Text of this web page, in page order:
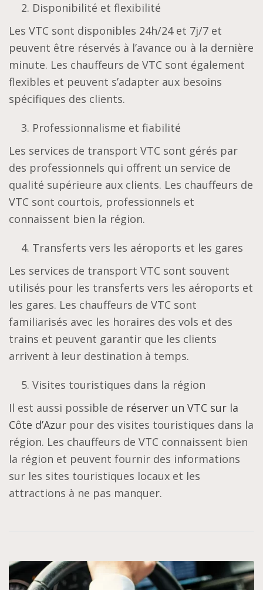
Disponibilité et flexibilité
Les VTC sont disponibles 24h/24 et 7j/7 et
peuvent être réservés à l’avance ou à la dernière
minute. Les chauffeurs de VTC sont également
flexibles et peuvent s’adapter aux besoins
spécifiques des clients.
Professionnalisme et fiabilité
Les services de transport VTC sont gérés par
des professionnels qui offrent un service de
qualité supérieure aux clients. Les chauffeurs de
VTC sont courtois, professionnels et
connaissent bien la région.
Transferts vers les aéroports et les gares
Les services de transport VTC sont souvent
utilisés pour les transferts vers les aéroports et
les gares. Les chauffeurs de VTC sont
familiarisés avec les horaires des vols et des
trains et peuvent garantir que les clients
arrivent à leur destination à temps.
Visites touristiques dans la région
Il est aussi possible de réserver un VTC sur la
Côte d’Azur pour des visites touristiques dans la
région. Les chauffeurs de VTC connaissent bien
la région et peuvent fournir des informations
sur les sites touristiques locaux et les
attractions à ne pas manquer.